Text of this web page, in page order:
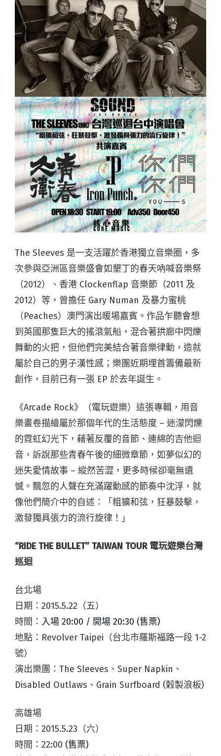
The Sleeves 是一支活躍於香港獨立音樂圈，多
次參與亞洲區音樂盛會如墾丁的春天吶喊音樂祭
（2012）、香港 Clockenflap 音樂節（2011 及
2012）等，曾擔任 Gary Numan 及暴力蜜桃
（Peaches）澳門演出暖場嘉賓。作品乍聽會想
到英國那隻巨大的搖滾氣船，混合著拱廊中閃爍
舞動的火把，但他們完美結合著音樂律動，造就
屬於自己的男子漢性感；樂團近期埋首籌備最新
創作，目前已有一張 EP 於去年誕生。
《Arcade Rock》（電玩遊樂）這張專輯，用音
樂畫卷描繪屬於那個年代的生活態度 – 迷濛閃爍
的霓虹幻光下，藉著反覆的音節、連綿的吉他迴
音，訴說那些青春午後的細微章節，如夢似幻的
迷失愛情故事 – 縱然苦澀，更多時候卻毫無遺
憾。飄忽的人聲在充滿躍動感的節奏中沈浮，就
像他們簡介中的自述：「粗獷和弦，狂暴鼓擊，
激發獨具張力的流行旋律！」
“RIDE THE BULLET” TAIWAN TOUR 電玩遊樂台灣
巡迴
台北場
日期：2015.5.22（五）
時間： 入場 20:00 / 開場 20:30 (售票)
地點：Revolver Taipei（台北市羅斯福路一段 1-2
號）
演出樂團：The Sleeves、Super Napkin、
Disabled Outlaws、Grain Surfboard (榖製浪板)
高雄場
日期：2015.5.23（六）
時間：22:00 (售票)